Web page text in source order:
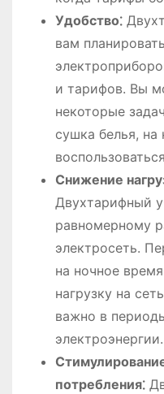
Удобство⁚
вам
и тарифов. Вы
некоторые
сушка белья,
Снижение
Двухтарифный
равномерному
электросеть.
на ночное
нагрузку на
важно в
электроэнергии.
потребления⁚